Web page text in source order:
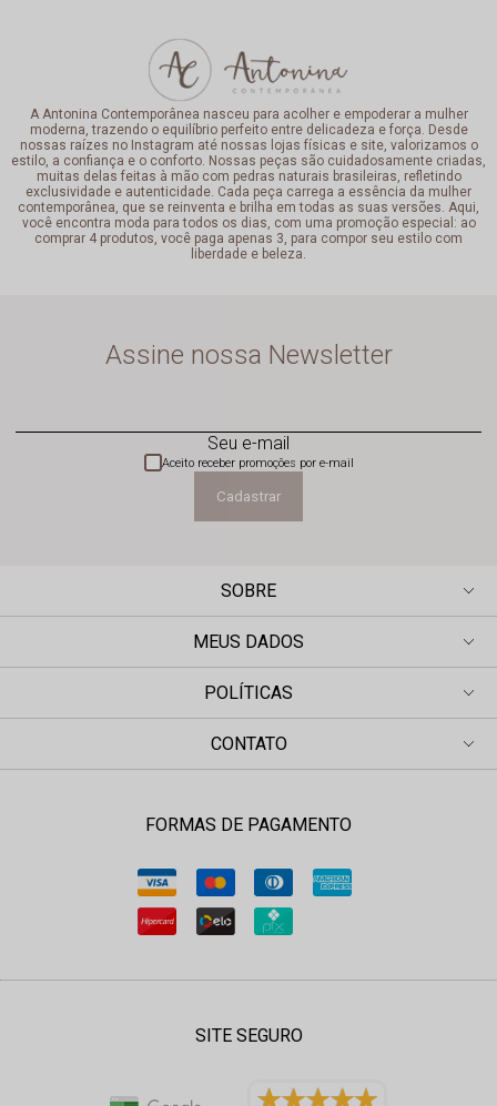
A Antonina Contemporânea nasceu para acolher e empoderar a mulher
moderna, trazendo o equilíbrio perfeito entre delicadeza e força. Desde
nossas raízes no Instagram até nossas lojas físicas e site, valorizamos o
estilo, a confiança e o conforto. Nossas peças são cuidadosamente criadas,
muitas delas feitas à mão com pedras naturais brasileiras, refletindo
exclusividade e autenticidade. Cada peça carrega a essência da mulher
contemporânea, que se reinventa e brilha em todas as suas versões. Aqui,
você encontra moda para todos os dias, com uma promoção especial: ao
comprar 4 produtos, você paga apenas 3, para compor seu estilo com
liberdade e beleza.
Assine nossa Newsletter
Seu e-mail
Cadastrar
Aceito receber promoções por e-mail
SOBRE
MEUS DADOS
POLÍTICAS
CONTATO
FORMAS DE PAGAMENTO
SITE SEGURO